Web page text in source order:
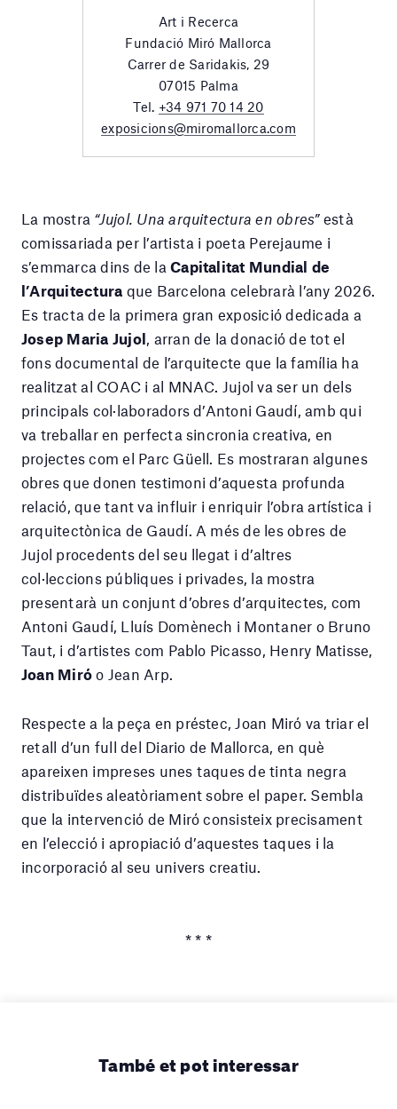
Art i Recerca
Fundació Miró Mallorca
Carrer de Saridakis, 29
07015 Palma
Tel. +34 971 70 14 20
exposicions@miromallorca.com
La mostra “Jujol. Una arquitectura en obres”està
comissariada per l’artista i poeta Perejaume i
s’emmarca dins de laCapitalitat Mundial de
l’Arquitectura que Barcelona celebrarà l’any 2026.
Es tracta de la primera gran exposició dedicada a
Josep Maria Jujol, arran de la donació de tot el
fons documental de l’arquitecte que la família ha
realitzat al COAC i al MNAC. Jujol va ser un dels
principals col·laboradors d’Antoni Gaudí, amb qui
va treballar en perfecta sincronia creativa, en
projectes com el Parc Güell. Es mostraran algunes
obres que donen testimoni d’aquesta profunda
relació, que tant va influir i enriquir l’obra artística i
arquitectònica de Gaudí. A més de les obres de
Jujol procedents del seu llegat i d’altres
col·leccions públiques i privades, la mostra
presentarà un conjunt d’obres d’arquitectes, com
Antoni Gaudí, Lluís Domènech i Montaner o Bruno
Taut, i d’artistes com Pablo Picasso, Henry Matisse,
Joan Miró o Jean Arp.
Respecte a la peça en préstec, Joan Miró va triar el
retall d’un full del Diario de Mallorca, en què
apareixen impreses unes taques de tinta negra
distribuïdes aleatòriament sobre el paper. Sembla
que la intervenció de Miró consisteix precisament
en l’elecció i apropiació d’aquestes taques i la
incorporació al seu univers creatiu.
* * *
També et pot interessar